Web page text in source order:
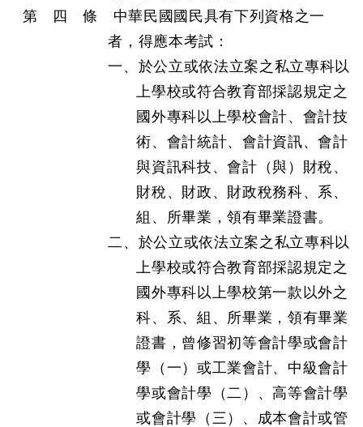
第 四 條 中華民國國民具有下列資格之一
者，得應本考試：
一、於公立或依法立案之私立專科以
上學校或符合教育部採認規定之
國外專科以上學校會計、會計技
術、會計統計、會計資訊、會計
與資訊科技、會計（與）財稅、
財稅、財政、財政稅務科、系、
組、所畢業，領有畢業證書。
二、於公立或依法立案之私立專科以
上學校或符合教育部採認規定之
國外專科以上學校第一款以外之
科、系、組、所畢業，領有畢業
證書，曾修習初等會計學或會計
學（一）或工業會計、中級會計
學或會計學（二）、高等會計學
或會計學（三）、成本會計或管